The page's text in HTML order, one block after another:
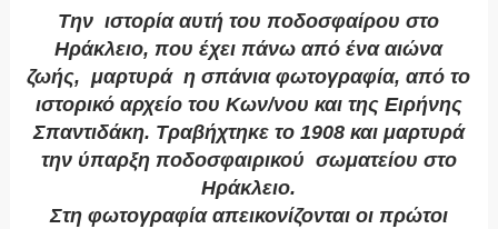
Την ιστορία αυτή του ποδοσφαίρου στο
Ηράκλειο, που έχει πάνω από ένα αιώνα
ζωής, μαρτυρά η σπάνια φωτογραφία, από το
ιστορικό αρχείο του Κων/νου και της Ειρήνης
Σπαντιδάκη. Τραβήχτηκε το 1908 και μαρτυρά
την ύπαρξη ποδοσφαιρικού σωματείου στο
Ηράκλειο.
Στη φωτογραφία απεικονίζονται οι πρώτοι